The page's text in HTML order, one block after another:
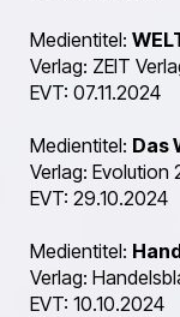
Medientitel:
Verlag: ZEIT
EVT: 07.11.2024
Medientitel: Das
Verlag: Evolution
EVT: 29.10.2024
Medientitel:
Verlag:
EVT: 10.10.2024